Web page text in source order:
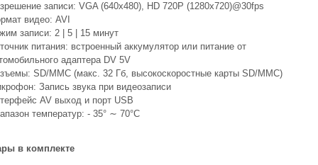
записи: VGA (640x480), HD 720P (1280x720)@30fps
видео: AVI
записи: 2 | 5 | 15 минут
питания: встроенный аккумулятор или питание от
адаптера DV 5V
SD/MMC (макс. 32 Гб, высокоскоростные карты SD/MMC)
Запись звука при видеозаписи
AV выход и порт USB
температур: - 35° ∼ 70°С
в комплекте